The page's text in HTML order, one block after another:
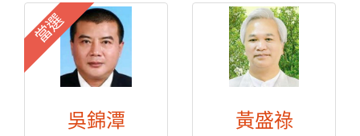
當選
吳錦潭 黃盛祿